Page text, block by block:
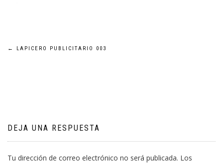
Navegación
← LAPICERO PUBLICITARIO 003
DEJA UNA RESPUESTA
Tu dirección de correo electrónico no será publicada. Los